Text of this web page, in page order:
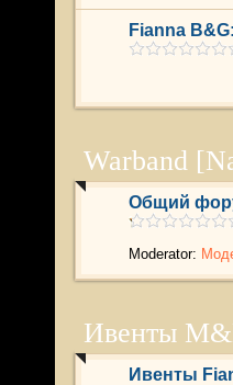
Fianna
Warband
Общий
Moderator:
Ивенты
Ивенты